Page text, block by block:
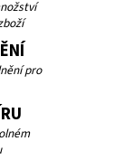
pro